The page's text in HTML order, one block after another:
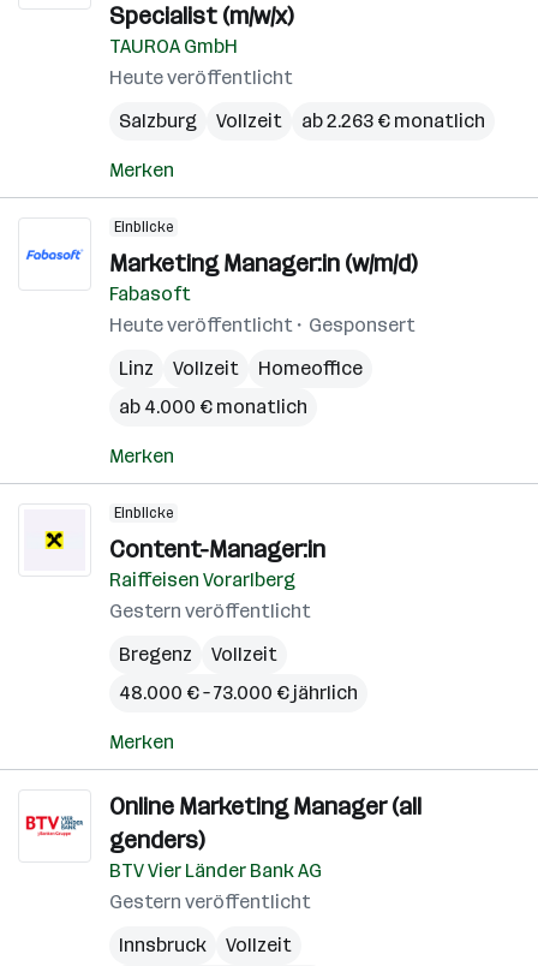
Specialist (m/w/x)
TAUROA GmbH
Heute veröffentlicht
Salzburg
Vollzeit ab 2.263 € monatlich
Merken
Einblicke
Marketing Manager:in (w/m/d)
Fabasoft
Heute veröffentlicht
Gesponsert
Linz
Vollzeit
Homeoffice
ab 4.000 € monatlich
Merken
Einblicke
Content-Manager:in
Raiffeisen Vorarlberg
Gestern veröffentlicht
Bregenz
Vollzeit
48.000 € – 73.000 € jährlich
Merken
Online Marketing Manager (all
genders)
BTV Vier Länder Bank AG
Gestern veröffentlicht
Innsbruck
Vollzeit